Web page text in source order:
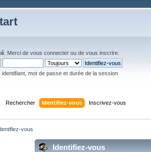
. Merci de vous connecter ou de vous inscrire
mot de passe et durée de la session
Rechercher Identifiez-vous Inscrivez-vous
vous
Identifiez-vous